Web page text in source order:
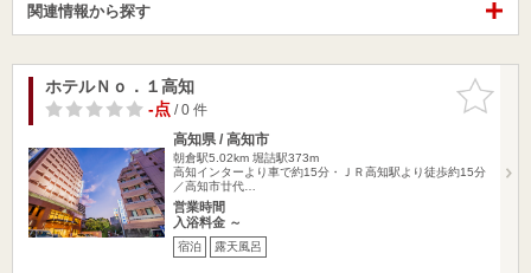
関連情報から探す
お気に入
りに追加
ホテルＮｏ．１高知
-点/ 0 件
高知県 / 高知市
朝倉駅5.02km 堀詰駅373m
高知インターより車で約15分・ＪＲ高知駅より徒歩約15分
／高知市廿代…
営業時間
入浴料金 ～
宿泊 露天風呂